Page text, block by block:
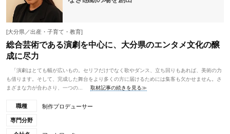
[大分県／出産・子育て・教育]
総合芸術である演劇を中心に、大分県のエンタメ文化の醸
成に尽力
「演劇はとても幅が広いもの。セリフだけでなく歌やダンス、立ち回りもあれば、美術の力
も借ります。そして、完成した舞台をより多くの方に届けるためには集客も欠かせません。さ
まざまな力が合わさり、一つの...
取材記事の続きを見る≫
職種 制作プロデューサー
専門分野